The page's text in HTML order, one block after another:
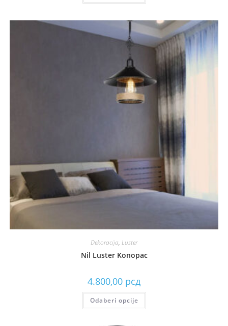
Dekoracija, Luster
Nil Luster Konopac
4.800,00 рсд
Odaberi opcije